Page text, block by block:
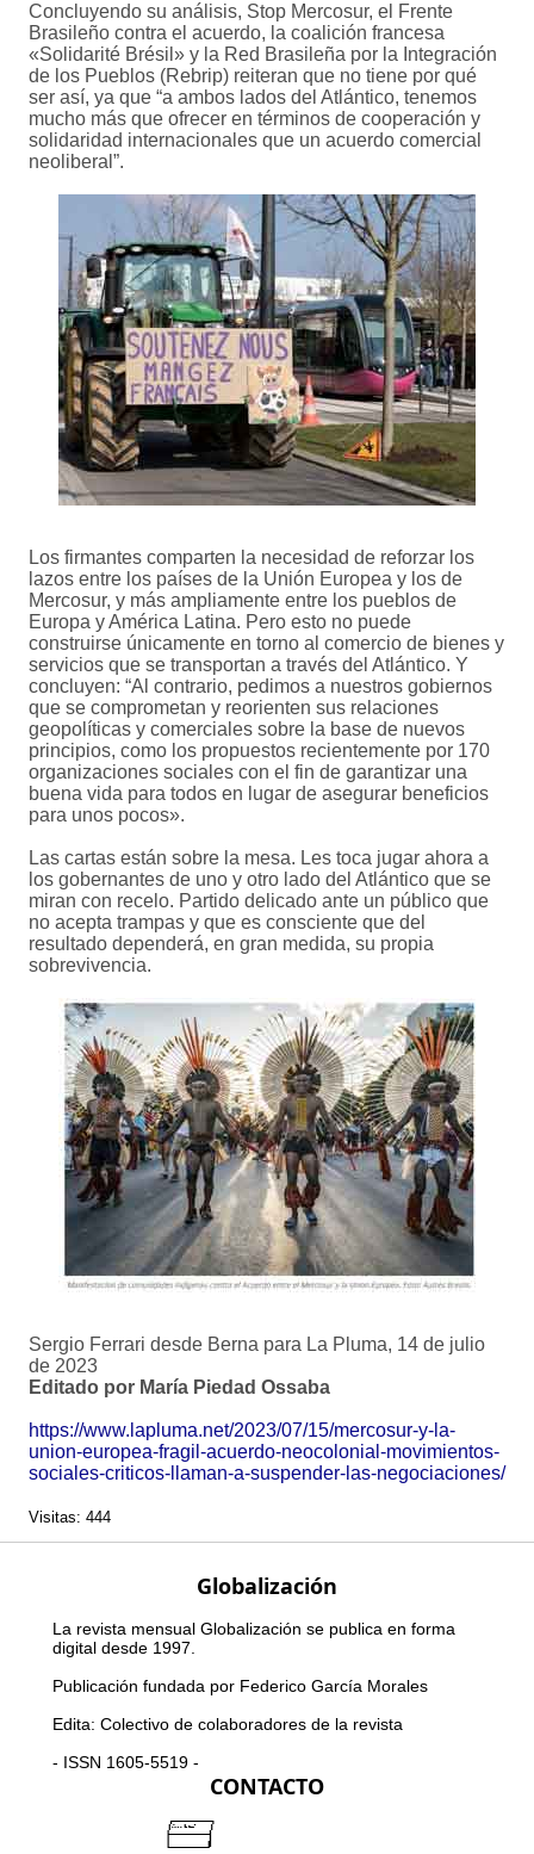
Concluyendo su análisis, Stop Mercosur, el Frente
Brasileño contra el acuerdo, la coalición francesa
«Solidarité Brésil» y la Red Brasileña por la Integración
de los Pueblos (Rebrip) reiteran que no tiene por qué
ser así, ya que “a ambos lados del Atlántico, tenemos
mucho más que ofrecer en términos de cooperación y
solidaridad internacionales que un acuerdo comercial
neoliberal”.
Los firmantes comparten la necesidad de reforzar los
lazos entre los países de la Unión Europea y los de
Mercosur, y más ampliamente entre los pueblos de
Europa y América Latina. Pero esto no puede
construirse únicamente en torno al comercio de bienes y
servicios que se transportan a través del Atlántico. Y
concluyen: “Al contrario, pedimos a nuestros gobiernos
que se comprometan y reorienten sus relaciones
geopolíticas y comerciales sobre la base de nuevos
principios, como los propuestos recientemente por 170
organizaciones sociales con el fin de garantizar una
buena vida para todos en lugar de asegurar beneficios
para unos pocos».
Las cartas están sobre la mesa. Les toca jugar ahora a
los gobernantes de uno y otro lado del Atlántico que se
miran con recelo. Partido delicado ante un público que
no acepta trampas y que es consciente que del
resultado dependerá, en gran medida, su propia
sobrevivencia.
Sergio Ferrari desde Berna para La Pluma, 14 de julio
de 2023
Editado por María Piedad Ossaba
https://www.lapluma.net/2023/07/15/mercosur-y-la-
union-europea-fragil-acuerdo-neocolonial-movimientos-
sociales-criticos-llaman-a-suspender-las-negociaciones/
Visitas: 444
Globalización
La revista mensual Globalización se publica en forma
digital desde 1997.
Publicación fundada por Federico García Morales
Edita: Colectivo de colaboradores de la revista
- ISSN 1605-5519 -
CONTACTO